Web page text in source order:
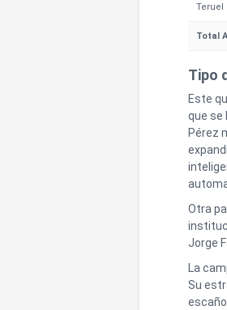
Teruel
Total
Tipo
Este
que se
Pérez
Otra
Jorge
La
Su